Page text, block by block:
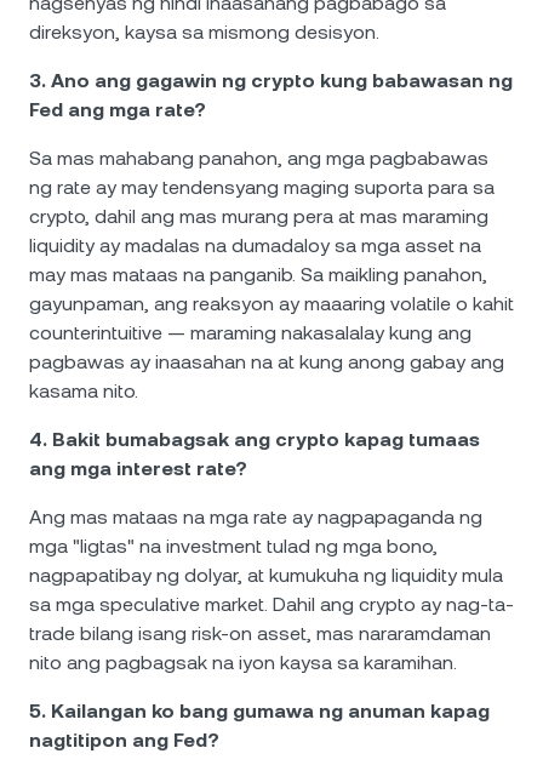
direksyon, kaysa sa mismong desisyon.
3. Ano ang gagawin ng crypto kung babawasan ng
Fed ang mga rate?
Sa mas mahabang panahon, ang mga pagbabawas
ng rate ay may tendensyang maging suporta para sa
crypto, dahil ang mas murang pera at mas maraming
liquidity ay madalas na dumadaloy sa mga asset na
may mas mataas na panganib. Sa maikling panahon,
gayunpaman, ang reaksyon ay maaaring volatile o kahit
counterintuitive — maraming nakasalalay kung ang
pagbawas ay inaasahan na at kung anong gabay ang
kasama nito.
4. Bakit bumabagsak ang crypto kapag tumaas
ang mga interest rate?
Ang mas mataas na mga rate ay nagpapaganda ng
mga "ligtas" na investment tulad ng mga bono,
nagpapatibay ng dolyar, at kumukuha ng liquidity mula
sa mga speculative market. Dahil ang crypto ay nag-ta-
trade bilang isang risk-on asset, mas nararamdaman
nito ang pagbagsak na iyon kaysa sa karamihan.
5. Kailangan ko bang gumawa ng anuman kapag
nagtitipon ang Fed?